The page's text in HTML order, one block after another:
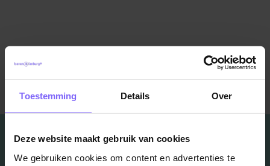
Toestemming Details Over
Deze website maakt gebruik van cookies
We gebruiken cookies om content en advertenties te
Terug naar alle items